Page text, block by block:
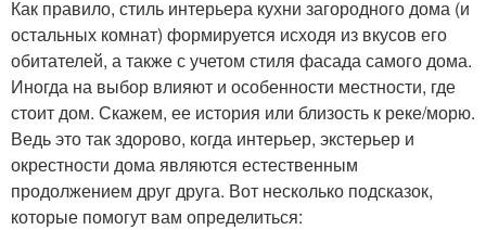
Как правило, стиль интерьера кухни загородного дома (и
остальных комнат) формируется исходя из вкусов его
обитателей, а также с учетом стиля фасада самого дома.
Иногда на выбор влияют и особенности местности, где
стоит дом. Скажем, ее история или близость к реке/морю.
Ведь это так здорово, когда интерьер, экстерьер и
окрестности дома являются естественным
продолжением друг друга. Вот несколько подсказок,
которые помогут вам определиться: